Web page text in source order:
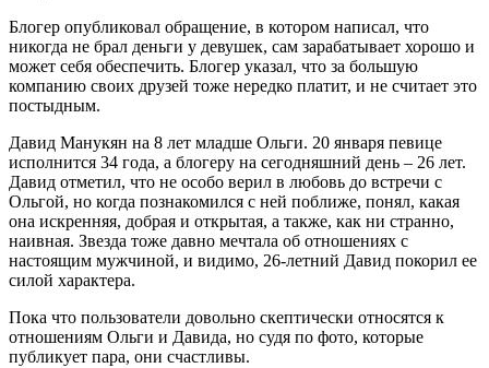
Блогер опубликовал обращение, в котором написал, что
никогда не брал деньги у девушек, сам зарабатывает хорошо и
может себя обеспечить. Блогер указал, что за большую
компанию своих друзей тоже нередко платит, и не считает это
постыдным.
Давид Манукян на 8 лет младше Ольги. 20 января певице
исполнится 34 года, а блогеру на сегодняшний день – 26 лет.
Давид отметил, что не особо верил в любовь до встречи с
Ольгой, но когда познакомился с ней поближе, понял, какая
она искренняя, добрая и открытая, а также, как ни странно,
наивная. Звезда тоже давно мечтала об отношениях с
настоящим мужчиной, и видимо, 26-летний Давид покорил ее
силой характера.
Пока что пользователи довольно скептически относятся к
отношениям Ольги и Давида, но судя по фото, которые
публикует пара, они счастливы.